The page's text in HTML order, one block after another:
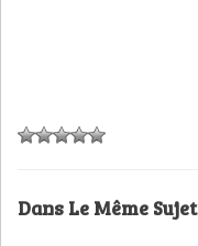
Dans Le Même Sujet